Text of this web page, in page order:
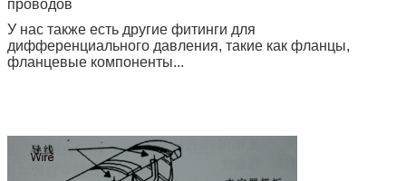
проводов
У нас также есть другие фитинги для
дифференциального давления, такие как фланцы,
фланцевые компоненты...